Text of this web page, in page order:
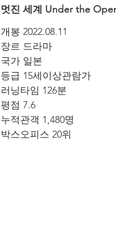
멋진 세계 Under the
개봉 2022.08.11
장르 드라마
국가 일본
등급 15세이상관람가
러닝타임 126분
평점 7.6
누적관객 1,480명
박스오피스 20위